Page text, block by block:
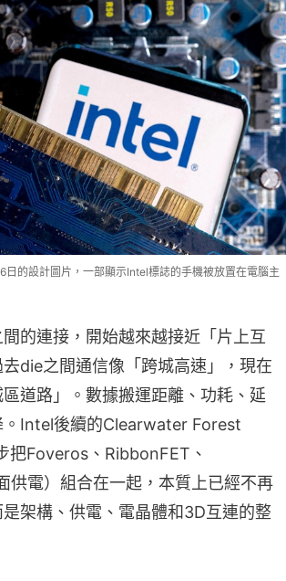
的設計圖片，一部顯示Intel標誌的手機被放置在電腦主
的連接，開始越來越接近「片上互
die之間通信像「跨城高速」，現在
道路」。數據搬運距離、功耗、延
。Intel後續的Clearwater Forest
把Foveros、RibbonFET、
供電）組合在一起，本質上已經不再
架構、供電、電晶體和3D互連的整